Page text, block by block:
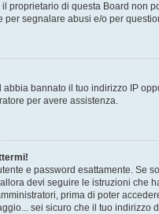
proprietario di questa Board non
segnalare abusi e/o per
abbia bannato il tuo indirizzo IP
per avere assistenza.
e password esattamente. Se
devi seguire le istruzioni che
prima di poter
sei sicuro che il tuo